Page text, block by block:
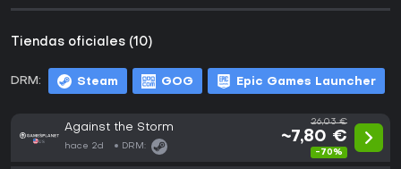
Tiendas oficiales (10)
DRM: Steam GOG Epic Games Launcher
Against the Storm
hace 2d DRM:
26,03 €
~7,80 €
-70%